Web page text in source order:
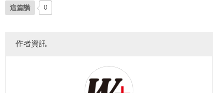
這篇讚 0
作者資訊